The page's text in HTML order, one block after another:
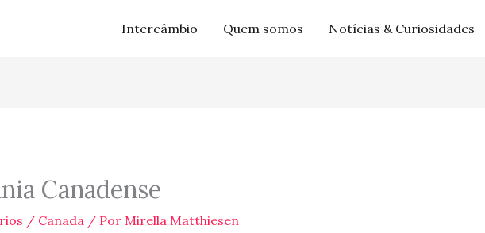
Intercâmbio Quem somos Notícias & Curiosidades
Canadense
/ Canada/ Por Mirella Matthiesen